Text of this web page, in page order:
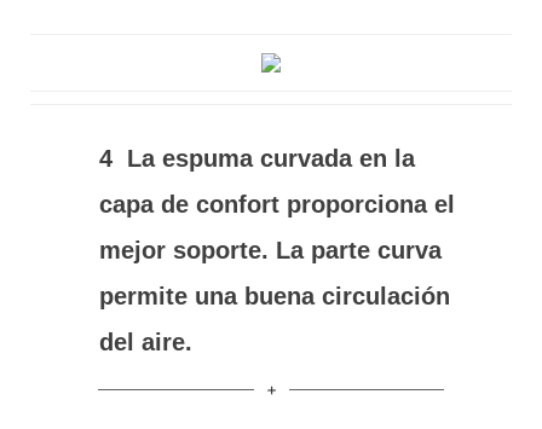
4 La espuma curvada en la
capa de confort proporciona el
mejor soporte. La parte curva
permite una buena circulación
del aire.